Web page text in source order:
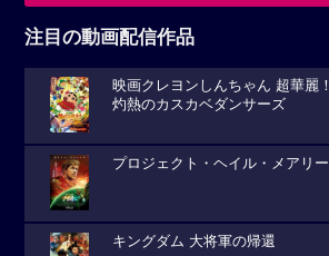
注目の動画配信作品
映画クレヨンしんちゃん 超華麗！
灼熱のカスカベダンサーズ
プロジェクト・ヘイル・メアリー
キングダム 大将軍の帰還